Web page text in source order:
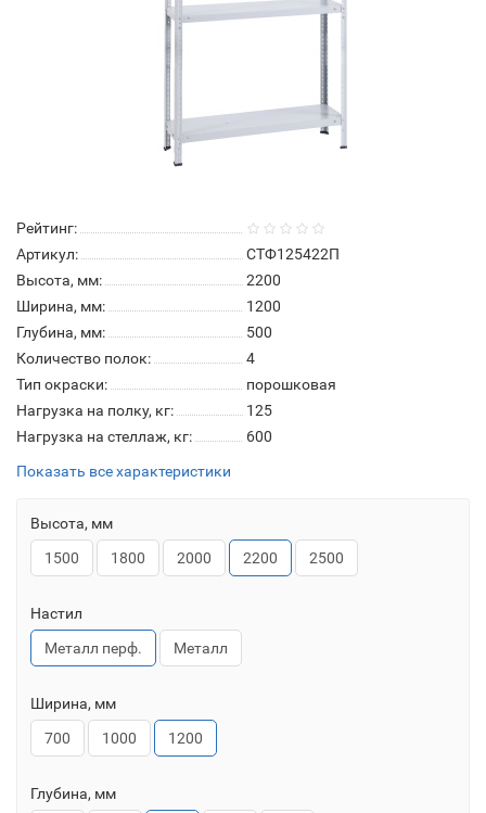
Рейтинг:
Артикул:
СТФ125422П
Высота, мм:
2200
Ширина, мм:
1200
Глубина, мм:
500
Количество полок:
4
Тип окраски:
порошковая
Нагрузка на полку, кг:
125
Нагрузка на стеллаж, кг:
600
Показать все характеристики
Высота, мм
1500
1800 2000 2200 2500
Настил
Металл перф.
Металл
Ширина, мм
700
1000 1200
Глубина, мм